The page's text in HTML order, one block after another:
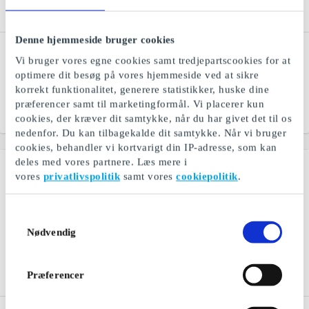
Denne hjemmeside bruger cookies
Vi bruger vores egne cookies samt tredjepartscookies for at
optimere dit besøg på vores hjemmeside ved at sikre
korrekt funktionalitet, generere statistikker, huske dine
præferencer samt til marketingformål. Vi placerer kun
cookies, der kræver dit samtykke, når du har givet det til os
nedenfor. Du kan tilbagekalde dit samtykke. Når vi bruger
cookies, behandler vi kortvarigt din IP-adresse, som kan
deles med vores partnere. Læs mere i
vores privatlivspolitik samt vorescookiepolitik.
Nødvendig
Præferencer
Oplevelser med bl.a.
casino, øl- og
whiskysmagning og kajak
Fra 399 kr.
Hotel & Spa DK Gavekort
Et gavekort til masser af
oplevelser
Fra 200 kr.